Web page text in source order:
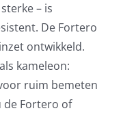
– is
De Fortero
ontwikkeld.
kameleon:
ruim bemeten
de Fortero of